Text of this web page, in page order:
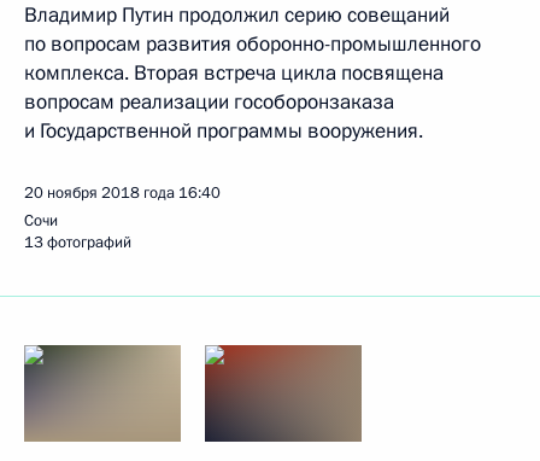
Владимир Путин продолжил серию совещаний
по вопросам развития оборонно-промышленного
комплекса. Вторая встреча цикла посвящена
вопросам реализации гособоронзаказа
и Государственной программы вооружения.
20 ноября 2018 года 16:40
Сочи
13 фотографий